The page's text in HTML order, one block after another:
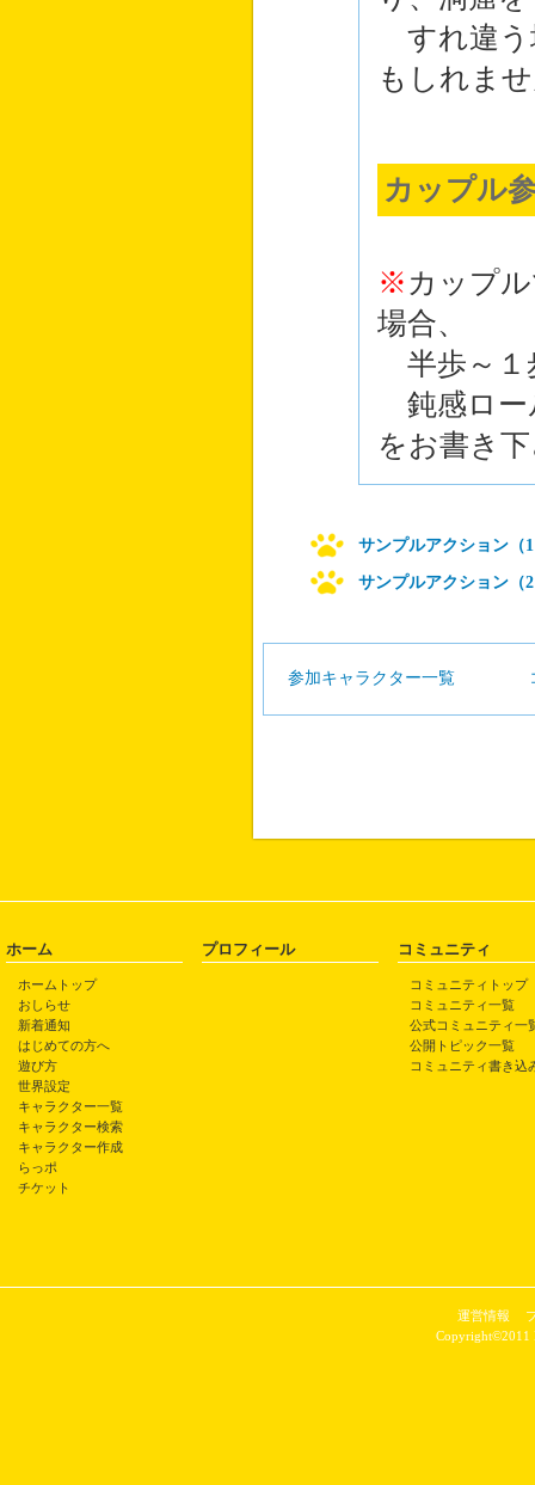
すれ違う
もしれま
カップル
※ カップ
場合、
半歩～１
鈍感ロー
をお書き
サンプルアクション（
サンプルアクション（
参加キャラクター一覧
ホーム
ホームトップ
おしらせ
新着通知
はじめての方へ
遊び方
世界設定
キャラクター一覧
キャラクター検索
キャラクター作成
らっポ
チケット
プロフィール コミュニティ
コミュニティトップ
コミュニティ一覧
公式コミュニティ一
公開トピック一覧
コミュニティ書き込
運営情報
Copyright©2011